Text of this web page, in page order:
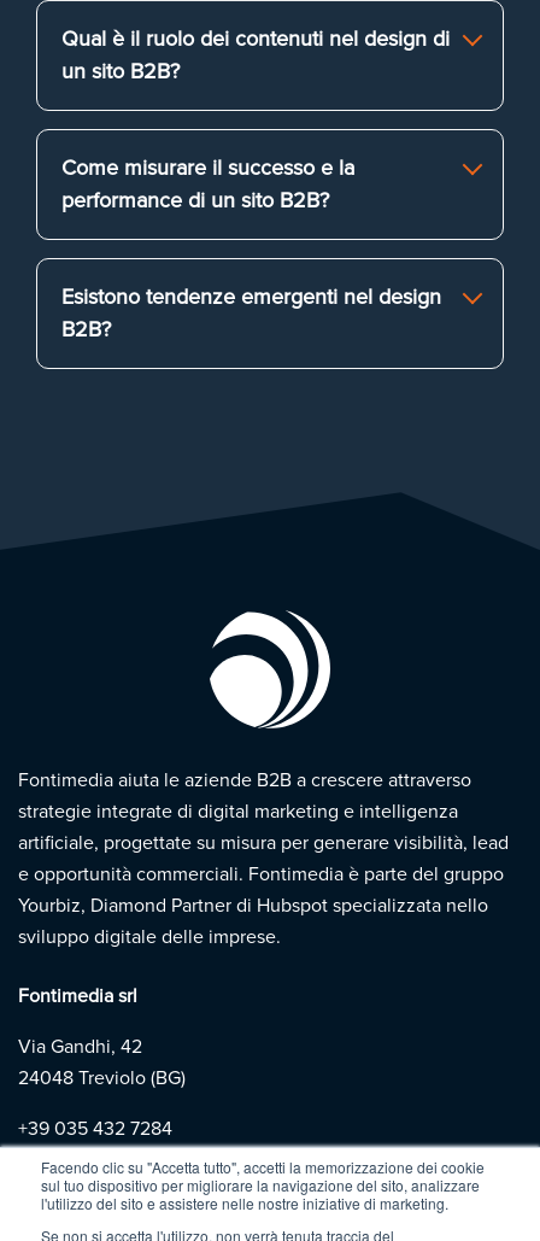
Facendo clic su "Accetta tutto", accetti la memorizzazione dei cookie
sul tuo dispositivo per migliorare la navigazione del sito, analizzare
l'utilizzo del sito e assistere nelle nostre iniziative di marketing.
Se non si accetta l'utilizzo, non verrà tenuta traccia del
Qual è il ruolo dei contenuti nel design di
un sito B2B?
Come misurare il successo e la
performance di un sito B2B?
Esistono tendenze emergenti nel design
B2B?
Fontimedia aiuta le aziende B2B a crescere attraverso
strategie integrate di digital marketing e intelligenza
artificiale, progettate su misura per generare visibilità, lead
e opportunità commerciali. Fontimedia è parte del gruppo
Yourbiz, Diamond Partner di Hubspot specializzata nello
sviluppo digitale delle imprese.
Fontimedia srl
Via Gandhi, 42
24048 Treviolo (BG)
+39 035 432 7284
Copyright 2026 | Fontimedia |P.IVA: 03997730167 |
Policy|Cookie Policy